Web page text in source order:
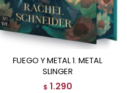
FUEGO Y METAL 1. METAL
SLINGER
$ 1.290